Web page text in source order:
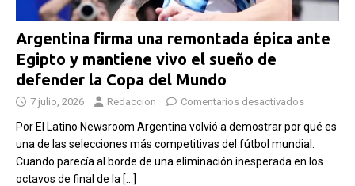
Argentina firma una remontada épica ante
Egipto y mantiene vivo el sueño de
defender la Copa del Mundo
7 julio, 2026 Redaccion Comentarios desactivados
Por El Latino Newsroom Argentina volvió a demostrar por qué es
una de las selecciones más competitivas del fútbol mundial.
Cuando parecía al borde de una eliminación inesperada en los
octavos de final de la […]